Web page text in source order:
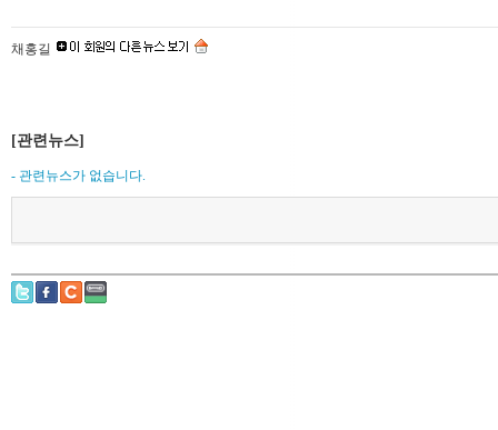
채홍길
[관련뉴스]
- 관련뉴스가 없습니다.